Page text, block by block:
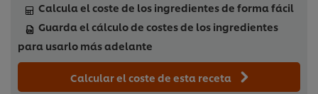
Calcula el coste de los ingredientes de forma fácil
Guarda el cálculo de costes de los ingredientes
para usarlo más adelante
Calcular el coste de esta receta